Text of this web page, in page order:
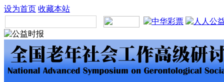
设为首页 收藏本站